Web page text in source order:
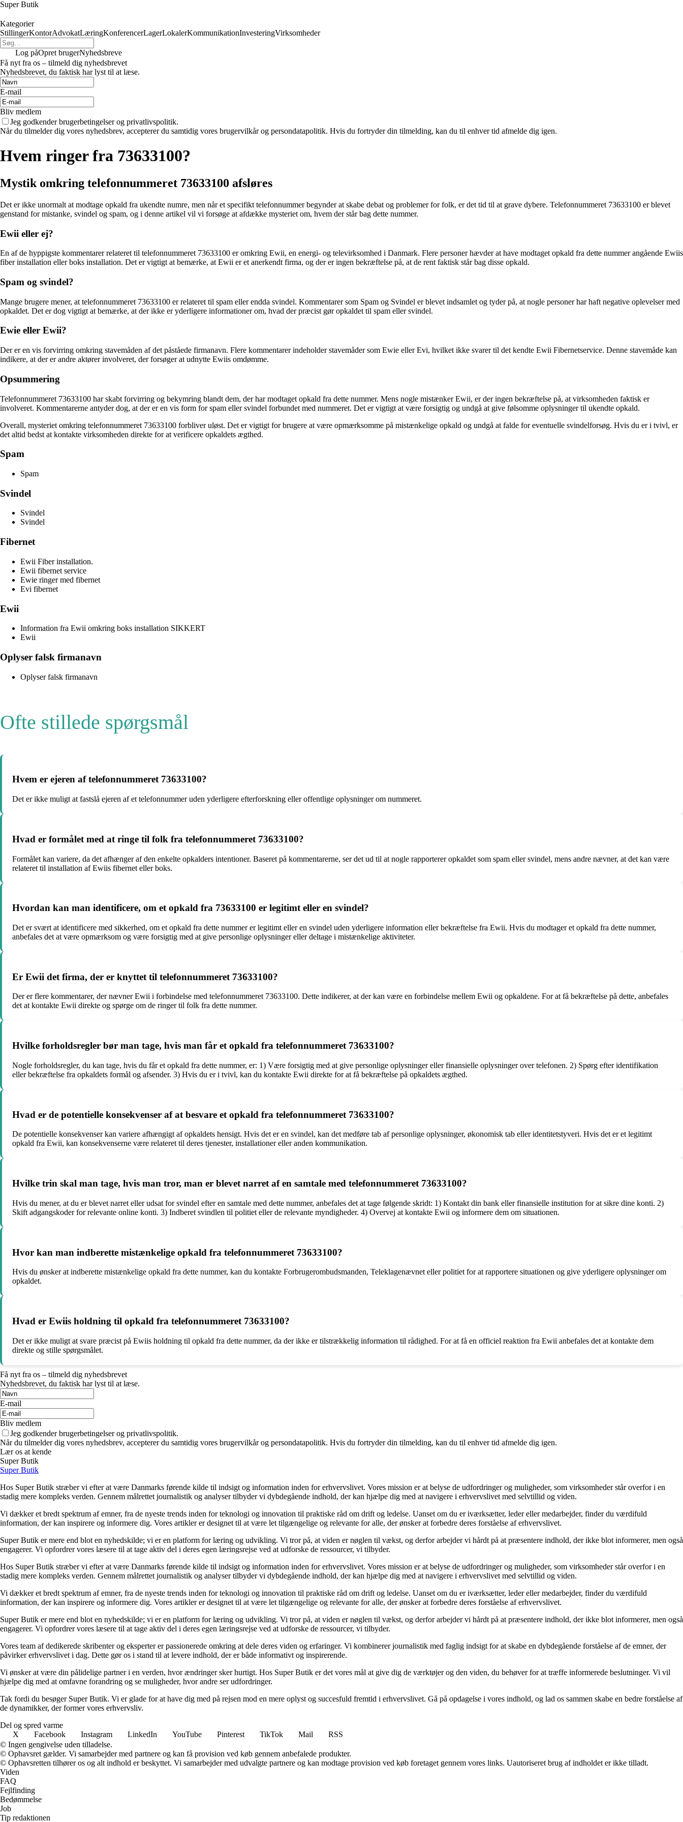
Super Butik
Kategorier
StillingerKontorAdvokatLæringKonferencerLagerLokalerKommunikationInvesteringVirksomheder
Log påOpret brugerNyhedsbreve
Få nyt fra os – tilmeld dig nyhedsbrevet
Nyhedsbrevet, du faktisk har lyst til at læse.
E-mail
Bliv medlem
Jeg godkender brugerbetingelser og privatlivspolitik.
Når du tilmelder dig vores nyhedsbrev, accepterer du samtidig vores brugervilkår og persondatapolitik. Hvis du fortryder din tilmelding, kan du til enhver tid afmelde dig igen.
Hvem ringer fra 73633100?
Mystik omkring telefonnummeret 73633100 afsløres
Det er ikke unormalt at modtage opkald fra ukendte numre, men når et specifikt telefonnummer begynder at skabe debat og problemer for folk, er det tid til at grave dybere. Telefonnummeret 73633100 er blevet
genstand for mistanke, svindel og spam, og i denne artikel vil vi forsøge at afdække mysteriet om, hvem der står bag dette nummer.
Ewii eller ej?
En af de hyppigste kommentarer relateret til telefonnummeret 73633100 er omkring Ewii, en energi- og televirksomhed i Danmark. Flere personer hævder at have modtaget opkald fra dette nummer angående Ewiis
fiber installation eller boks installation. Det er vigtigt at bemærke, at Ewii er et anerkendt firma, og der er ingen bekræftelse på, at de rent faktisk står bag disse opkald.
Spam og svindel?
Mange brugere mener, at telefonnummeret 73633100 er relateret til spam eller endda svindel. Kommentarer som Spam og Svindel er blevet indsamlet og tyder på, at nogle personer har haft negative oplevelser med
opkaldet. Det er dog vigtigt at bemærke, at der ikke er yderligere informationer om, hvad der præcist gør opkaldet til spam eller svindel.
Ewie eller Ewii?
Der er en vis forvirring omkring stavemåden af det påståede firmanavn. Flere kommentarer indeholder stavemåder som Ewie eller Evi, hvilket ikke svarer til det kendte Ewii Fibernetservice. Denne stavemåde kan
indikere, at der er andre aktører involveret, der forsøger at udnytte Ewiis omdømme.
Opsummering
Telefonnummeret 73633100 har skabt forvirring og bekymring blandt dem, der har modtaget opkald fra dette nummer. Mens nogle mistænker Ewii, er der ingen bekræftelse på, at virksomheden faktisk er
involveret. Kommentarerne antyder dog, at der er en vis form for spam eller svindel forbundet med nummeret. Det er vigtigt at være forsigtig og undgå at give følsomme oplysninger til ukendte opkald.
Overall, mysteriet omkring telefonnummeret 73633100 forbliver uløst. Det er vigtigt for brugere at være opmærksomme på mistænkelige opkald og undgå at falde for eventuelle svindelforsøg. Hvis du er i tvivl, er
det altid bedst at kontakte virksomheden direkte for at verificere opkaldets ægthed.
Spam
Spam
Svindel
Svindel
Svindel
Fibernet
Ewii Fiber installation.
Ewii fibernet service
Ewie ringer med fibernet
Evi fibernet
Ewii
Information fra Ewii omkring boks installation SIKKERT
Ewii
Oplyser falsk firmanavn
Oplyser falsk firmanavn
Ofte stillede spørgsmål
Hvem er ejeren af telefonnummeret 73633100?
Det er ikke muligt at fastslå ejeren af et telefonnummer uden yderligere efterforskning eller offentlige oplysninger om nummeret.
Hvad er formålet med at ringe til folk fra telefonnummeret 73633100?
Formålet kan variere, da det afhænger af den enkelte opkalders intentioner. Baseret på kommentarerne, ser det ud til at nogle rapporterer opkaldet som spam eller svindel, mens andre nævner, at det kan være
relateret til installation af Ewiis fibernet eller boks.
Hvordan kan man identificere, om et opkald fra 73633100 er legitimt eller en svindel?
Det er svært at identificere med sikkerhed, om et opkald fra dette nummer er legitimt eller en svindel uden yderligere information eller bekræftelse fra Ewii. Hvis du modtager et opkald fra dette nummer,
anbefales det at være opmærksom og være forsigtig med at give personlige oplysninger eller deltage i mistænkelige aktiviteter.
Er Ewii det firma, der er knyttet til telefonnummeret 73633100?
Der er flere kommentarer, der nævner Ewii i forbindelse med telefonnummeret 73633100. Dette indikerer, at der kan være en forbindelse mellem Ewii og opkaldene. For at få bekræftelse på dette, anbefales
det at kontakte Ewii direkte og spørge om de ringer til folk fra dette nummer.
Hvilke forholdsregler bør man tage, hvis man får et opkald fra telefonnummeret 73633100?
Nogle forholdsregler, du kan tage, hvis du får et opkald fra dette nummer, er: 1) Være forsigtig med at give personlige oplysninger eller finansielle oplysninger over telefonen. 2) Spørg efter identifikation
eller bekræftelse fra opkaldets formål og afsender. 3) Hvis du er i tvivl, kan du kontakte Ewii direkte for at få bekræftelse på opkaldets ægthed.
Hvad er de potentielle konsekvenser af at besvare et opkald fra telefonnummeret 73633100?
De potentielle konsekvenser kan variere afhængigt af opkaldets hensigt. Hvis det er en svindel, kan det medføre tab af personlige oplysninger, økonomisk tab eller identitetstyveri. Hvis det er et legitimt
opkald fra Ewii, kan konsekvenserne være relateret til deres tjenester, installationer eller anden kommunikation.
Hvilke trin skal man tage, hvis man tror, man er blevet narret af en samtale med telefonnummeret 73633100?
Hvis du mener, at du er blevet narret eller udsat for svindel efter en samtale med dette nummer, anbefales det at tage følgende skridt: 1) Kontakt din bank eller finansielle institution for at sikre dine konti. 2)
Skift adgangskoder for relevante online konti. 3) Indberet svindlen til politiet eller de relevante myndigheder. 4) Overvej at kontakte Ewii og informere dem om situationen.
Hvor kan man indberette mistænkelige opkald fra telefonnummeret 73633100?
Hvis du ønsker at indberette mistænkelige opkald fra dette nummer, kan du kontakte Forbrugerombudsmanden, Teleklagenævnet eller politiet for at rapportere situationen og give yderligere oplysninger om
opkaldet.
Hvad er Ewiis holdning til opkald fra telefonnummeret 73633100?
Det er ikke muligt at svare præcist på Ewiis holdning til opkald fra dette nummer, da der ikke er tilstrækkelig information til rådighed. For at få en officiel reaktion fra Ewii anbefales det at kontakte dem
direkte og stille spørgsmålet.
Få nyt fra os – tilmeld dig nyhedsbrevet
Nyhedsbrevet, du faktisk har lyst til at læse.
E-mail
Bliv medlem
Jeg godkender brugerbetingelser og privatlivspolitik.
Når du tilmelder dig vores nyhedsbrev, accepterer du samtidig vores brugervilkår og persondatapolitik. Hvis du fortryder din tilmelding, kan du til enhver tid afmelde dig igen.
Lær os at kende
Super Butik
Super Butik
Hos Super Butik stræber vi efter at være Danmarks førende kilde til indsigt og information inden for erhvervslivet. Vores mission er at belyse de udfordringer og muligheder, som virksomheder står overfor i en
stadig mere kompleks verden. Gennem målrettet journalistik og analyser tilbyder vi dybdegående indhold, der kan hjælpe dig med at navigere i erhvervslivet med selvtillid og viden.
Vi dækker et bredt spektrum af emner, fra de nyeste trends inden for teknologi og innovation til praktiske råd om drift og ledelse. Uanset om du er iværksætter, leder eller medarbejder, finder du værdifuld
information, der kan inspirere og informere dig. Vores artikler er designet til at være let tilgængelige og relevante for alle, der ønsker at forbedre deres forståelse af erhvervslivet.
Super Butik er mere end blot en nyhedskilde; vi er en platform for læring og udvikling. Vi tror på, at viden er nøglen til vækst, og derfor arbejder vi hårdt på at præsentere indhold, der ikke blot informerer, men også
engagerer. Vi opfordrer vores læsere til at tage aktiv del i deres egen læringsrejse ved at udforske de ressourcer, vi tilbyder.
Hos Super Butik stræber vi efter at være Danmarks førende kilde til indsigt og information inden for erhvervslivet. Vores mission er at belyse de udfordringer og muligheder, som virksomheder står overfor i en
stadig mere kompleks verden. Gennem målrettet journalistik og analyser tilbyder vi dybdegående indhold, der kan hjælpe dig med at navigere i erhvervslivet med selvtillid og viden.
Vi dækker et bredt spektrum af emner, fra de nyeste trends inden for teknologi og innovation til praktiske råd om drift og ledelse. Uanset om du er iværksætter, leder eller medarbejder, finder du værdifuld
information, der kan inspirere og informere dig. Vores artikler er designet til at være let tilgængelige og relevante for alle, der ønsker at forbedre deres forståelse af erhvervslivet.
Super Butik er mere end blot en nyhedskilde; vi er en platform for læring og udvikling. Vi tror på, at viden er nøglen til vækst, og derfor arbejder vi hårdt på at præsentere indhold, der ikke blot informerer, men også
engagerer. Vi opfordrer vores læsere til at tage aktiv del i deres egen læringsrejse ved at udforske de ressourcer, vi tilbyder.
Vores team af dedikerede skribenter og eksperter er passionerede omkring at dele deres viden og erfaringer. Vi kombinerer journalistik med faglig indsigt for at skabe en dybdegående forståelse af de emner, der
påvirker erhvervslivet i dag. Dette gør os i stand til at levere indhold, der er både informativt og inspirerende.
Vi ønsker at være din pålidelige partner i en verden, hvor ændringer sker hurtigt. Hos Super Butik er det vores mål at give dig de værktøjer og den viden, du behøver for at træffe informerede beslutninger. Vi vil
hjælpe dig med at omfavne forandring og se muligheder, hvor andre ser udfordringer.
Tak fordi du besøger Super Butik. Vi er glade for at have dig med på rejsen mod en mere oplyst og succesfuld fremtid i erhvervslivet. Gå på opdagelse i vores indhold, og lad os sammen skabe en bedre forståelse af
de dynamikker, der former vores erhvervsliv.
Del og spred varme
X
Facebook Instagram LinkedIn YouTube Pinterest TikTok Mail
RSS
© Ingen gengivelse uden tilladelse.
© Ophavsret gælder. Vi samarbejder med partnere og kan få provision ved køb gennem anbefalede produkter.
© Ophavsretten tilhører os og alt indhold er beskyttet. Vi samarbejder med udvalgte partnere og kan modtage provision ved køb foretaget gennem vores links. Uautoriseret brug af indholdet er ikke tilladt.
Viden
FAQ
Fejlfinding
Bedømmelse
Job
Tip redaktionen